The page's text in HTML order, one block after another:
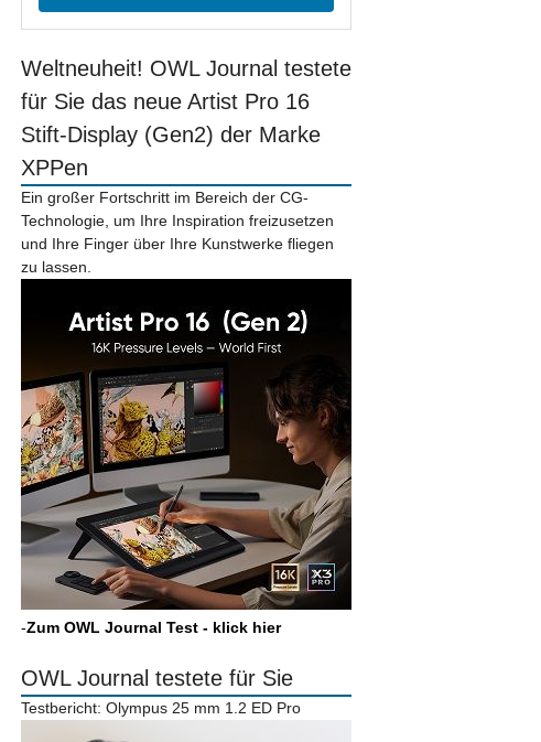
Weltneuheit! OWL Journal testete
für Sie das neue Artist Pro 16
Stift-Display (Gen2) der Marke
XPPen
Ein großer Fortschritt im Bereich der CG-
Technologie, um Ihre Inspiration freizusetzen
und Ihre Finger über Ihre Kunstwerke fliegen
zu lassen.
-Zum OWL Journal Test - klick hier
OWL Journal testete für Sie
Testbericht: Olympus 25 mm 1.2 ED Pro